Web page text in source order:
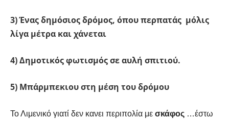
3) Ένας δημόσιος δρόμος, όπου περπατάς μόλις
λίγα μέτρα και χάνεται
4) Δημοτικός φωτισμός σε αυλή σπιτιού.
5) Μπάρμπεκιου στη μέση του δρόμου
Το Λιμενικό γιατί δεν κανει περιπολία με σκάφος …έστω